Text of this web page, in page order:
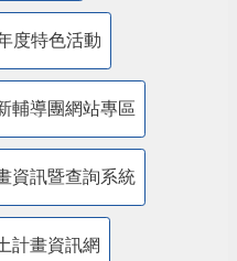
度特色活動
輔導團網站專區
資訊暨查詢系統
計畫資訊網